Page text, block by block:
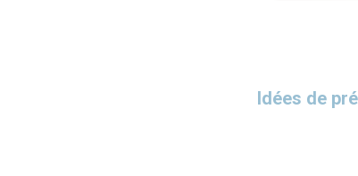
Idées de